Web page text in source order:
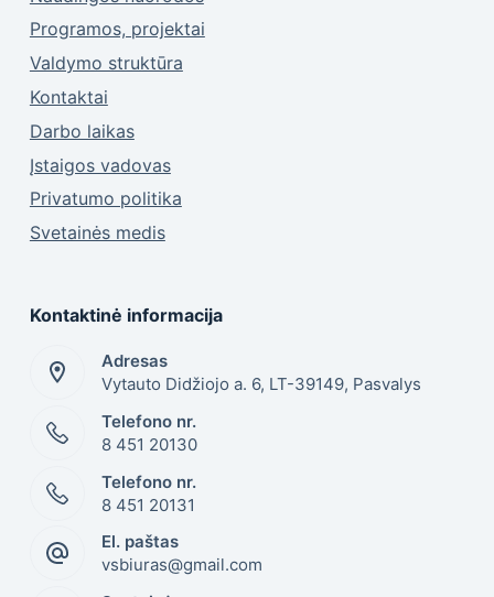
Programos, projektai
Valdymo struktūra
Kontaktai
Darbo laikas
Įstaigos vadovas
Privatumo politika
Svetainės medis
Kontaktinė informacija
Adresas
Vytauto Didžiojo a. 6, LT-39149, Pasvalys
Telefono nr.
8 451 20130
Telefono nr.
8 451 20131
El. paštas
vsbiuras@gmail.com